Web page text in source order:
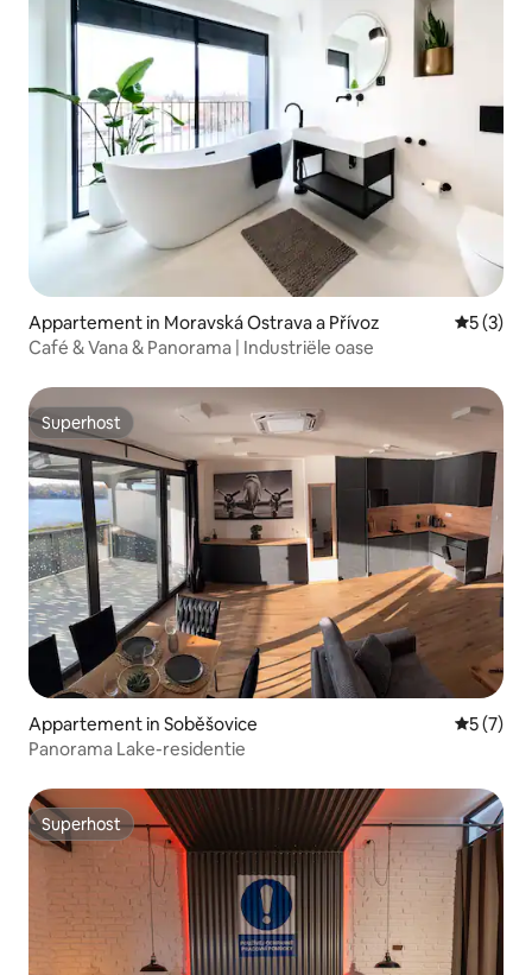
Appartement in Moravská Ostrava a Přívoz
5 (3)
Café & Vana & Panorama | Industriële oase
Superhost
Superhost
Appartement in Soběšovice
5 (7)
Panorama Lake-residentie
Superhost
Superhost